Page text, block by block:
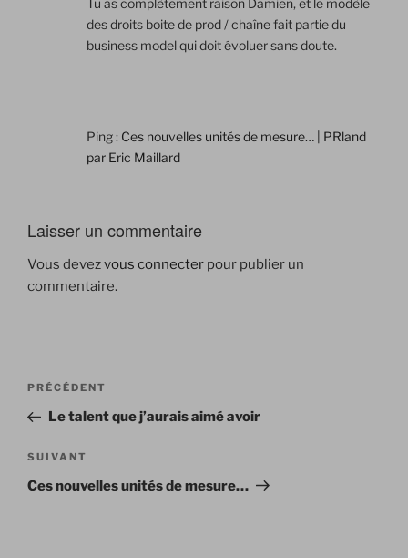
des droits boite de prod / chaîne fait partie du
business model qui doit évoluer sans doute.
Ping : Ces nouvelles unités de mesure… | PRland
par Eric Maillard
Laisser un commentaire
Vous devezvous connecter pour publier un
commentaire.
Navigation
l’article
Article
précédent
PRÉCÉDENT
Le talent que j’aurais aimé avoir
Article
suivant
SUIVANT
Ces nouvelles unités de mesure…